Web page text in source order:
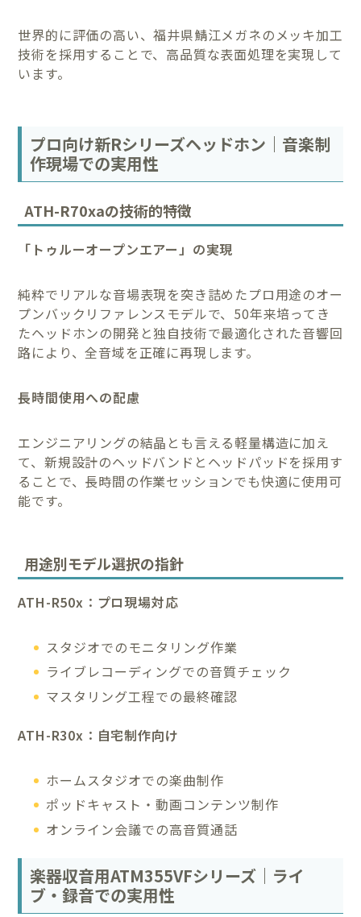
世界的に評価の高い、福井県鯖江メガネのメッキ加工
技術を採用することで、高品質な表面処理を実現して
います。
プロ向け新Rシリーズヘッドホン｜音楽制
作現場での実用性
ATH-R70xaの技術的特徴
「トゥルーオープンエアー」の実現
純粋でリアルな音場表現を突き詰めたプロ用途のオー
プンバックリファレンスモデルで、50年来培ってき
たヘッドホンの開発と独自技術で最適化された音響回
路により、全音域を正確に再現します。
長時間使用への配慮
エンジニアリングの結晶とも言える軽量構造に加え
て、新規設計のヘッドバンドとヘッドパッドを採用す
ることで、長時間の作業セッションでも快適に使用可
能です。
用途別モデル選択の指針
ATH-R50x：プロ現場対応
スタジオでのモニタリング作業
ライブレコーディングでの音質チェック
マスタリング工程での最終確認
ATH-R30x：自宅制作向け
ホームスタジオでの楽曲制作
ポッドキャスト・動画コンテンツ制作
オンライン会議での高音質通話
楽器収音用ATM355VFシリーズ｜ライ
ブ・録音での実用性